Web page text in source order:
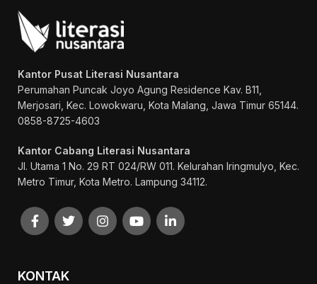
Kantor Pusat Literasi Nusantara
Perumahan Puncak Joyo Agung Residence Kav. B11,
Merjosari, Kec. Lowokwaru, Kota Malang, Jawa Timur 65144.
0858-8725-4603
Kantor Cabang Literasi Nusantara
Jl. Utama 1 No. 29 RT 024/RW 011. Kelurahan Iringmulyo, Kec.
Metro Timur, Kota Metro. Lampung 34112.
KONTAK